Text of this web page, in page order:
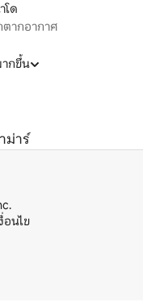
โด
ากอากาศ
กขึ้น
ม่าร์
อนไข